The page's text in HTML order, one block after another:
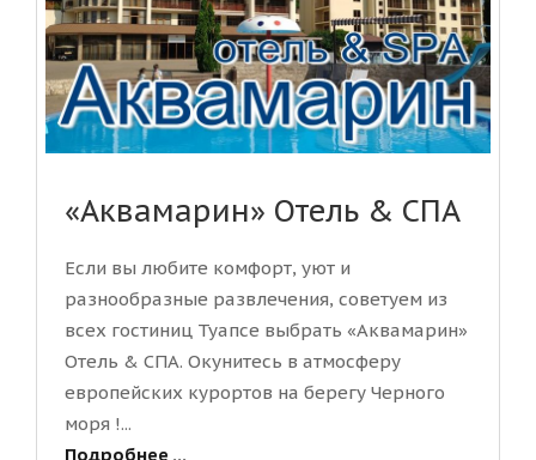
«Аквамарин» Отель & СПА
Если вы любите комфорт, уют и
разнообразные развлечения, советуем из
всех гостиниц Туапсе выбрать «Аквамарин»
Отель & СПА. Окунитесь в атмосферу
европейских курортов на берегу Черного
моря !...
Подробнее ...